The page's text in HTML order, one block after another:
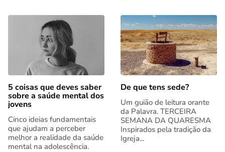
5 coisas que deves saber
sobre a saúde mental dos
jovens
Cinco ideias fundamentais
que ajudam a perceber
melhor a realidade da saúde
mental na adolescência.
De que tens sede?
Um guião de leitura orante
da Palavra. TERCEIRA
SEMANA DA QUARESMA
Inspirados pela tradição da
Igreja...